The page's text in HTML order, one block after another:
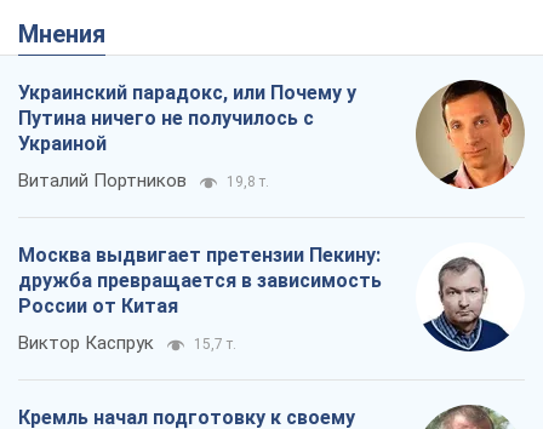
Мнения
Украинский парадокс, или Почему у
Путина ничего не получилось с
Украиной
Виталий Портников 19,8 т.
Москва выдвигает претензии Пекину:
дружба превращается в зависимость
России от Китая
Виктор Каспрук 15,7 т.
Кремль начал подготовку к своему